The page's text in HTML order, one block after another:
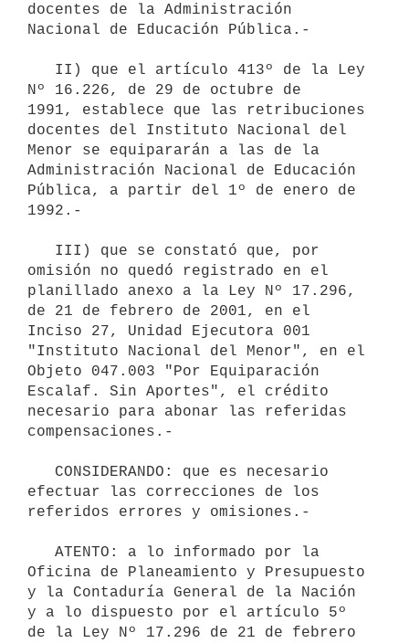
docentes de la Administración
Nacional de Educación Pública.-
Nº 16.226, de 29 de octubre de
1991, establece que las retribuciones
docentes del Instituto Nacional del
Menor se equipararán a las de la
Administración Nacional de Educación
Pública, a partir del 1º de enero de
1992.-
omisión no quedó registrado en el
planillado anexo a la Ley Nº 17.296,
de 21 de febrero de 2001, en el
Inciso 27, Unidad Ejecutora 001
"Instituto Nacional del Menor", en el
Objeto 047.003 "Por Equiparación
Escalaf. Sin Aportes", el crédito
necesario para abonar las referidas
compensaciones.-
efectuar las correcciones de los
referidos errores y omisiones.-
Oficina de Planeamiento y Presupuesto
y la Contaduría General de la Nación
y a lo dispuesto por el artículo 5º
de la Ley Nº 17.296 de 21 de febrero